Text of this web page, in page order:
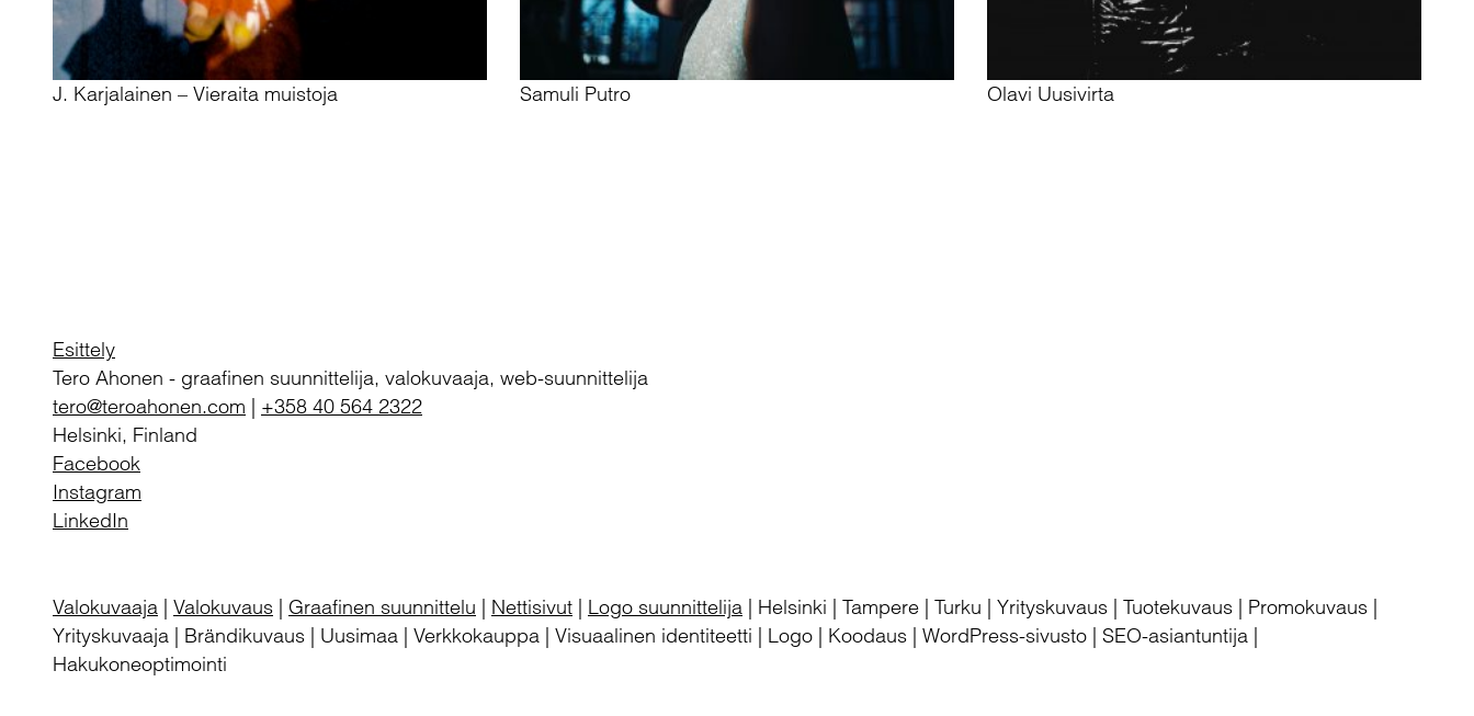
J. Karjalainen – Vieraita muistoja Samuli Putro Olavi Uusivirta
Esittely
Tero Ahonen - graafinen suunnittelija, valokuvaaja, web-suunnittelija
tero@teroahonen.com | +358 40 564 2322
Helsinki, Finland
Facebook
Instagram
LinkedIn
Valokuvaaja | Valokuvaus | Graafinen suunnittelu | Nettisivut | Logo suunnittelija | Helsinki | Tampere | Turku | Yrityskuvaus | Tuotekuvaus | Promokuvaus |
Yrityskuvaaja | Brändikuvaus | Uusimaa | Verkkokauppa | Visuaalinen identiteetti | Logo | Koodaus | WordPress-sivusto | SEO-asiantuntija |
Hakukoneoptimointi